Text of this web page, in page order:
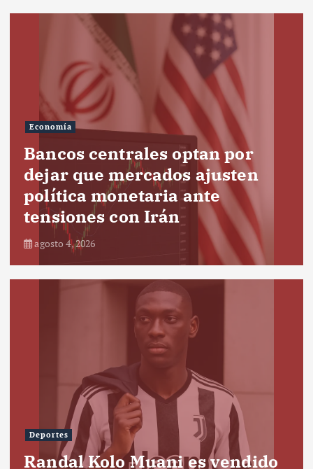
Economía
Bancos centrales optan por
dejar que mercados ajusten
política monetaria ante
tensiones con Irán
agosto 4, 2026
Deportes
Randal Kolo Muani es vendido